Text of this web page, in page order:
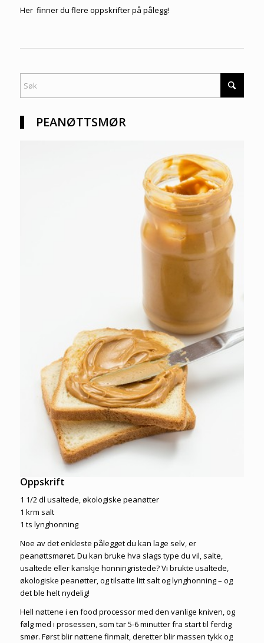
Her finner du flere oppskrifter på pålegg!
PEANØTTSMØR
Oppskrift
1 1/2 dl usaltede, økologiske peanøtter
1 krm salt
1 ts lynghonning
Noe av det enkleste pålegget du kan lage selv, er
peanøttsmøret. Du kan bruke hva slags type du vil, salte,
usaltede eller kanskje honningristede? Vi brukte usaltede,
økologiske peanøtter, og tilsatte litt salt og lynghonning – og
det ble helt nydelig!
Hell nøttene i en food processor med den vanlige kniven, og
følg med i prosessen, som tar 5-6 minutter fra start til ferdig
smør. Først blir nøttene finmalt, deretter blir massen tykk og